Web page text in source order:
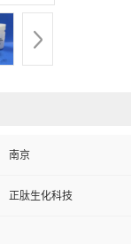
南京
正肽生化科技